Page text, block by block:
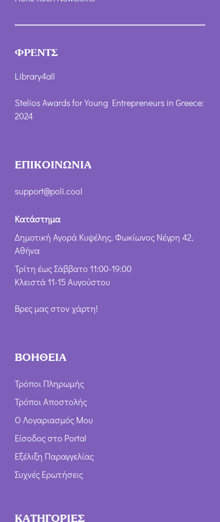
ΦΡΕΝΤΣ
Library4all
Stelios Awards for Young Entrepreneurs in Greece:
2024
ΕΠΙΚΟΙΝΩΝΙΑ
support@poli.cool
Κατάστημα
Δημοτική Αγορά Κυψέλης, Φωκίωνος Νέγρη 42,
Αθήνα
Τρίτη έως Σάββατο 11:00-19:00
Κλειστά 11-15 Αυγούστου
Βρες μας στον χάρτη!
ΒΟΗΘΕΙΑ
Τρόποι Πληρωμής
Τρόποι Αποστολής
Ο Λογαριασμός Μου
Είσοδος στο Portal
Εξέλιξη Παραγγελίας
Συχνές Ερωτήσεις
ΚΑΤΗΓΟΡΙΕΣ